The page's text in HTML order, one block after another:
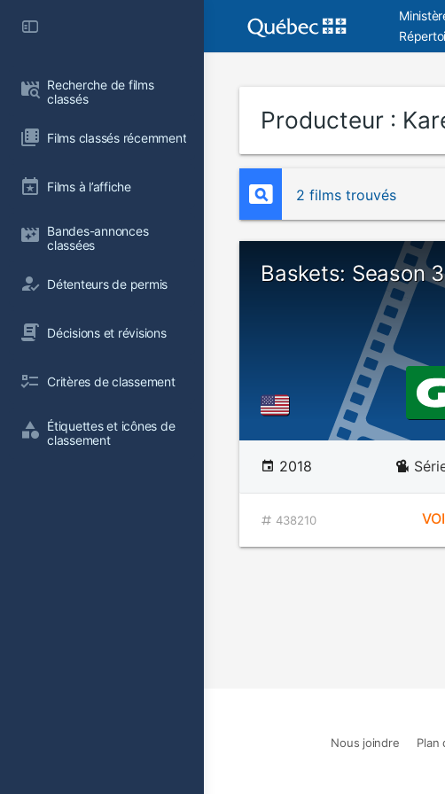
Recherche de films
classés
Films classés récemment
Films à l’affiche
Bandes-annonces
classées
Détenteurs de permis
Décisions et révisions
Critères de classement
Étiquettes et icônes de
classement
Producteur :
2 films trouvés
Baskets: Season 3
2018
438210
Nous joindre Plan